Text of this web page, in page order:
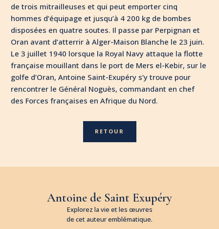
de trois mitrailleuses et qui peut emporter cinq
hommes d’équipage et jusqu’à 4 200 kg de bombes
disposées en quatre soutes. Il passe par Perpignan et
Oran avant d’atterrir à Alger-Maison Blanche le 23 juin.
Le 3 juillet 1940 lorsque la Royal Navy attaque la flotte
française mouillant dans le port de Mers el-Kebir, sur le
golfe d’Oran, Antoine Saint-Exupéry s’y trouve pour
rencontrer le Général Noguès, commandant en chef
des Forces françaises en Afrique du Nord.
RETOUR
Antoine de Saint Exupéry
Explorez la vie et les œuvres
de cet auteur emblématique.